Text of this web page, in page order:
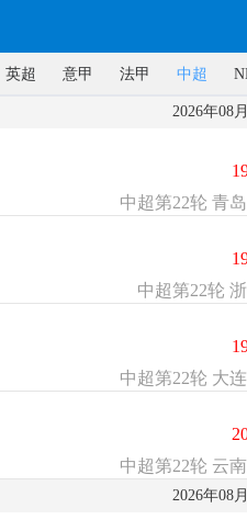
英超 意甲 法甲 中超
2026年08
中超第22轮 青
中超第22轮
中超第22轮 大
中超第22轮 云
2026年08